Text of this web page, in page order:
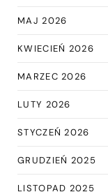
MAJ 2026
KWIECIEŃ 2026
MARZEC 2026
LUTY 2026
STYCZEŃ 2026
GRUDZIEŃ 2025
LISTOPAD 2025